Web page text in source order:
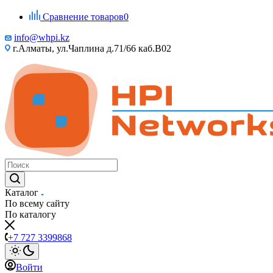
Сравнение товаров0
info@whpi.kz
г.Алматы, ул.Чаплина д.71/66 каб.B02
Каталог
По всему сайту
По каталогу
+7 727 3399868
Войти